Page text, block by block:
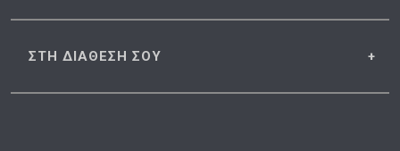
ΣΤΗ ΔΙΑΘΕΣΗ ΣΟΥ